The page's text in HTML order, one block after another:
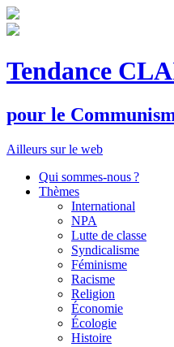
Tendance
pour le C
Ailleurs sur le web
Qui sommes-nous ?
Thèmes
International
NPA
Lutte de classe
Syndicalisme
Féminisme
Racisme
Religion
Économie
Écologie
Histoire